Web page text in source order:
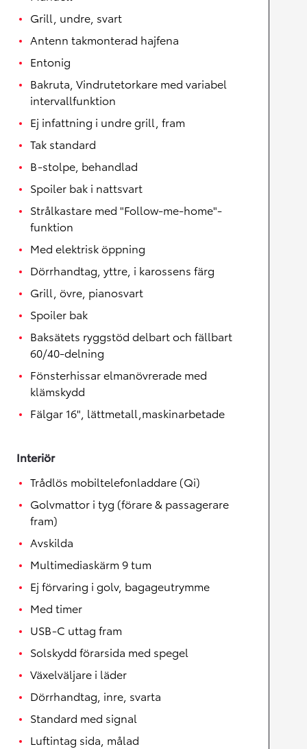
Grill, undre, svart
Antenn takmonterad hajfena
Entonig
Bakruta, Vindrutetorkare med variabel
intervallfunktion
Ej infattning i undre grill, fram
Tak standard
B-stolpe, behandlad
Spoiler bak i nattsvart
Strålkastare med "Follow-me-home"-
funktion
Med elektrisk öppning
Dörrhandtag, yttre, i karossens färg
Grill, övre, pianosvart
Spoiler bak
Baksätets ryggstöd delbart och fällbart
60/40-delning
Fönsterhissar elmanövrerade med
klämskydd
Fälgar 16", lättmetall,maskinarbetade
Interiör
Trådlös mobiltelefonladdare (Qi)
Golvmattor i tyg (förare & passagerare
fram)
Avskilda
Multimediaskärm 9 tum
Ej förvaring i golv, bagageutrymme
Med timer
USB-C uttag fram
Solskydd förarsida med spegel
Växelväljare i läder
Dörrhandtag, inre, svarta
Standard med signal
Luftintag sida, målad